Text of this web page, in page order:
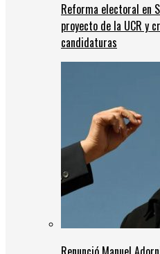
Reforma electoral en
proyecto de la UCR y
candidaturas